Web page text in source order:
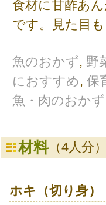
食材に甘酢あ
です。見た目
魚のおかず, 野
におすすめ, 保
魚・肉のおかず
材料（4人分）
ホキ（切り身）